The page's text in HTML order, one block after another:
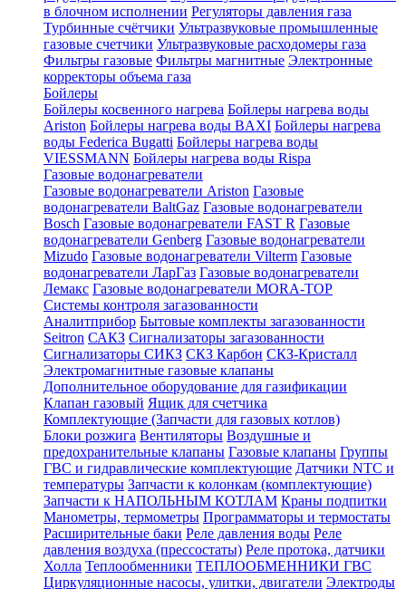
в блочном исполнении Регуляторы давления газа
Турбинные счётчики Ультразвуковые промышленные
газовые счетчики Ультразвуковые расходомеры газа
Фильтры газовые Фильтры магнитные Электронные
корректоры объема газа
Бойлеры
Бойлеры косвенного нагрева Бойлеры нагрева воды
Ariston Бойлеры нагрева воды BAXI Бойлеры нагрева
воды Federica Bugatti Бойлеры нагрева воды
VIESSMANN Бойлеры нагрева воды Rispa
Газовые водонагреватели
Газовые водонагреватели Ariston Газовые
водонагреватели BaltGaz Газовые водонагреватели
Bosch Газовые водонагреватели FAST R Газовые
водонагреватели Genberg Газовые водонагреватели
Mizudo Газовые водонагреватели Vilterm Газовые
водонагреватели ЛарГаз Газовые водонагреватели
Лемакс Газовые водонагреватели MORA-TOP
Системы контроля загазованности
Аналитприбор Бытовые комплекты загазованности
Seitron САКЗ Сигнализаторы загазованности
Сигнализаторы СИКЗ СКЗ Карбон СКЗ-Кристалл
Электромагнитные газовые клапаны
Дополнительное оборудование для газификации
Клапан газовый Ящик для счетчика
Комплектующие (Запчасти для газовых котлов)
Блоки розжига Вентиляторы Воздушные и
предохранительные клапаны Газовые клапаны Группы
ГВС и гидравлические комплектующие Датчики NTC и
температуры Запчасти к колонкам (комплектующие)
Запчасти к НАПОЛЬНЫМ КОТЛАМ Краны подпитки
Манометры, термометры Программаторы и термостаты
Расширительные баки Реле давления воды Реле
давления воздуха (прессостаты) Реле протока, датчики
Холла Теплообменники ТЕПЛООБМЕННИКИ ГВС
Циркуляционные насосы, улитки, двигатели Электроды